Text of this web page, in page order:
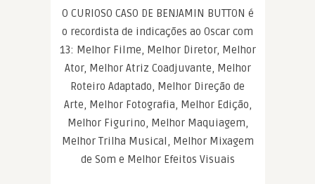
O CURIOSO CASO DE BENJAMIN BUTTON é
o recordista de indicações ao Oscar com
13: Melhor Filme, Melhor Diretor, Melhor
Ator, Melhor Atriz Coadjuvante, Melhor
Roteiro Adaptado, Melhor Direção de
Arte, Melhor Fotografia, Melhor Edição,
Melhor Figurino, Melhor Maquiagem,
Melhor Trilha Musical, Melhor Mixagem
de Som e Melhor Efeitos Visuais